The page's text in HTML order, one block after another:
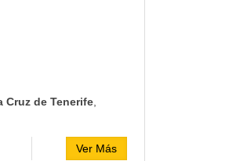
de Tenerife
Ver Más